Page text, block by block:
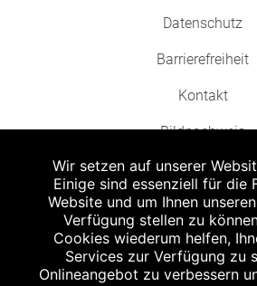
Datenschutz
Barrierefreiheit
Kontakt
Bildnachweis
Abgabe in haushaltsüblichen Mengen, solange
und Satzfehler keine Haftung.
Zu Risiken und Nebenwirkungen lesen Sie die
Wir setzen auf unserer
Einige sind essenziell für die
Website und um Ihnen
Verfügung stellen zu
Cookies wiederum helfen,
Services zur Verfügung zu
Onlineangebot zu verbessern